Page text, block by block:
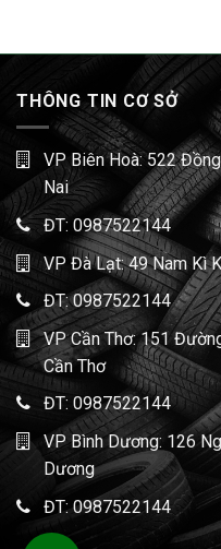
THÔNG TIN CƠ SỞ
VP Biên Hoà: 522
Nai
ĐT: 0987522144
VP Đà Lạt: 49 Nam Kì
ĐT:0987522144
VP Cần Thơ: 151
Cần Thơ
ĐT: 0987522144
VP Bình Dương: 126
Dương
ĐT: 0987522144